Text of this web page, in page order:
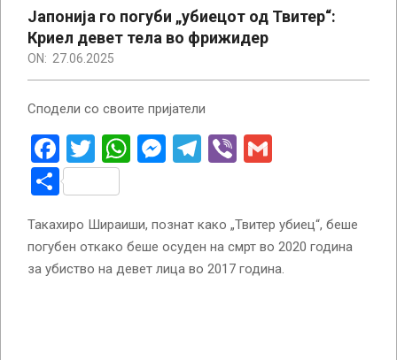
Јапонија го погуби „убиецот од Твитер“:
Криел девет тела во фрижидер
ON: 27.06.2025
Сподели со своите пријатели
Facebook
Twitter
WhatsApp
Messenger
Telegram
Viber
Share
Такахиро Шираиши, познат како „Твитер убиец“, беше
погубен откако беше осуден на смрт во 2020 година
за убиство на девет лица во 2017 година.